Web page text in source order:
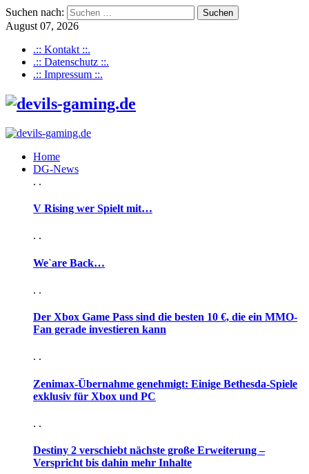
Suchen nach:
August 07, 2026
.:: Kontakt ::.
.:: Datenschutz ::.
.:: Impressum ::.
Home
DG-News
. .
V Rising wer Spielt mit…
. .
We`are Back…
. .
Der Xbox Game Pass sind die besten 10 €, die ein MMO-
Fan gerade investieren kann
. .
Zenimax-Übernahme genehmigt: Einige Bethesda-Spiele
exklusiv für Xbox und PC
. .
Destiny 2 verschiebt nächste große Erweiterung –
Verspricht bis dahin mehr Inhalte